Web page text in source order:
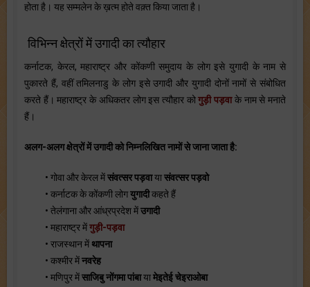
होता है। यह सम्मलेन के ख़त्म होते वक़्त किया जाता है।
विभिन्न क्षेत्रों में उगादी का त्यौहार
कर्नाटक, केरल, महाराष्ट्र और कोंकणी समुदाय के लोग इसे युगादी के नाम से
पुकारते हैं, वहीं तमिलनाडु के लोग इसे उगादी और युगादी दोनों नामों से संबोधित
करते हैं। महाराष्ट्र के अधिकतर लोग इस त्यौहार कोगुड़ी पड़वाके नाम से मनाते
हैं।
अलग-अलग क्षेत्रों में उगादी को निम्नलिखित नामों से जाना जाता है:
• गोवा और केरल मेंसंवत्सर पड़वायासंवत्सर पड़वो
• कर्नाटक के कोंकणी लोगयुगादीकहते हैं
• तेलंगाना और आंध्रप्रदेश मेंउगादी
• महाराष्ट्र मेंगुड़ी-पड़वा
• राजस्थान में थापना
• कश्मीर मेंनवरेह
• मणिपुर मेंसाजिबु नोंगमा पांबायामेइतेई चेइराओबा